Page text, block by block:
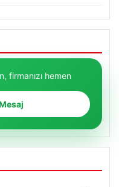
firmanızı hemen